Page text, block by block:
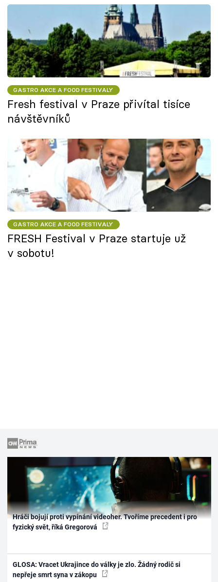
GASTRO AKCE A FOOD FESTIVALY
Fresh festival v Praze přivítal tisíce
návštěvníků
GASTRO AKCE A FOOD FESTIVALY
FRESH Festival v Praze startuje už
v sobotu!
Hráči bojují proti vypínání videoher. Tvoříme precedent i pro
fyzický svět, říká Gregorová
GLOSA: Vracet Ukrajince do války je zlo. Žádný rodič si
nepřeje smrt syna v zákopu